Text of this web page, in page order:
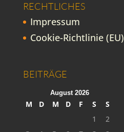
RECHTLICHES
Impressum
Cookie-Richtlinie (EU)
BEITRÄGE
August 2026
M D M D F S
S
1
2